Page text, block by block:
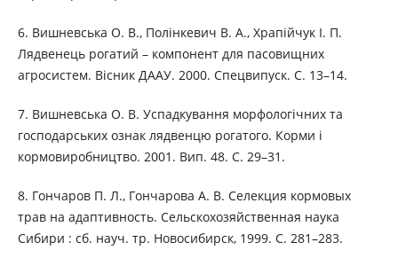
6. Вишневська О. В., Полінкевич В. А., Храпійчук І. П.
Лядвенець рогатий – компонент для пасовищних
агросистем. Вісник ДААУ. 2000. Спецвипуск. С. 13–14.
7. Вишневська О. В. Успадкування морфологічних та
господарських ознак лядвенцю рогатого. Корми і
кормовиробництво. 2001. Вип. 48. С. 29–31.
8. Гончаров П. Л., Гончарова А. В. Селекция кормовых
трав на адаптивность. Сельскохозяйственная наука
Сибири : сб. науч. тр. Новосибирск, 1999. С. 281–283.